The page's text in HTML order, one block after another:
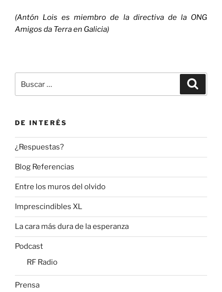
(Antón Lois es miembro de la directiva de la ONG
Amigos da Terra en Galicia)
por:
DE INTERÉS
¿Respuestas?
Blog Referencias
Entre los muros del olvido
Imprescindibles XL
La cara más dura de la esperanza
Podcast
RF Radio
Prensa